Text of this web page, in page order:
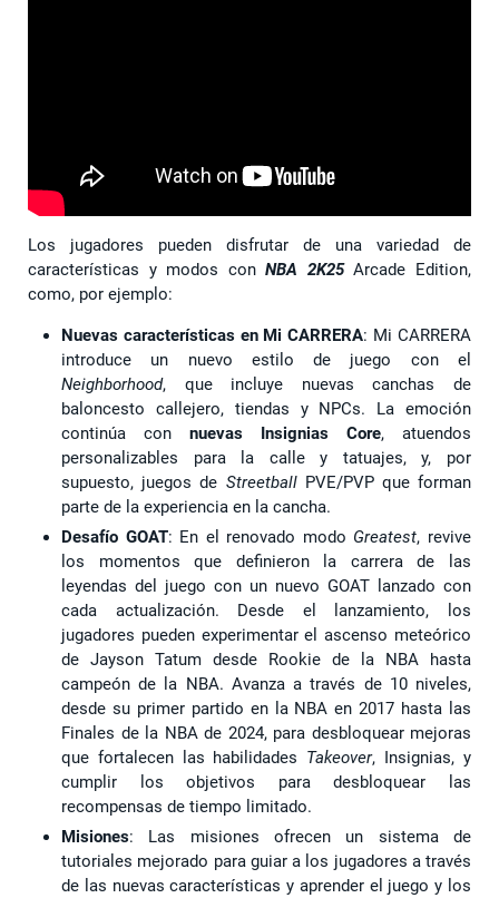
Los jugadores pueden disfrutar de una variedad de
características y modos conNBA 2K25Arcade Edition,
como, por ejemplo:
Nuevas características en Mi CARRERA: Mi CARRERA
introduce un nuevo estilo de juego con el
Neighborhood, que incluye nuevas canchas de
baloncesto callejero, tiendas y NPCs. La emoción
continúa con nuevas Insignias Core, atuendos
personalizables para la calle y tatuajes, y, por
supuesto, juegos de StreetballPVE/PVP que forman
parte de la experiencia en la cancha.
Desafío GOAT: En el renovado modo Greatest, revive
los momentos que definieron la carrera de las
leyendas del juego con un nuevo GOAT lanzado con
cada actualización. Desde el lanzamiento, los
jugadores pueden experimentar el ascenso meteórico
de Jayson Tatum desde Rookie de la NBA hasta
campeón de la NBA. Avanza a través de 10 niveles,
desde su primer partido en la NBA en 2017 hasta las
Finales de la NBA de 2024, para desbloquear mejoras
que fortalecen las habilidades Takeover, Insignias, y
cumplir los objetivos para desbloquear las
recompensas de tiempo limitado.
Misiones: Las misiones ofrecen un sistema de
tutoriales mejorado para guiar a los jugadores a través
de las nuevas características y aprender el juego y los